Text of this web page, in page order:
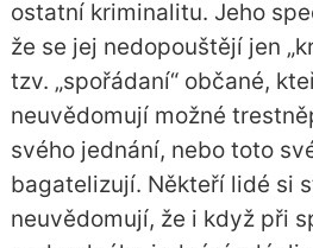
ostatní kriminalitu. Jeho
že se jej nedopouštějí jen
tzv. „spořádaní“ občané,
neuvědomují možné
svého jednání, nebo toto
bagatelizují. Někteří lidé si
neuvědomují, že i když při